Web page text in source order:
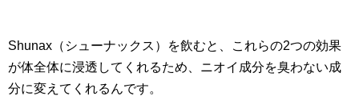
Shunax（シューナックス）を飲むと、これらの2つの効果
が体全体に浸透してくれるため、ニオイ成分を臭わない成
分に変えてくれるんです。